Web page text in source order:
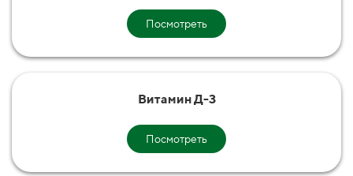
Посмотреть
Витамин Д-3
Посмотреть